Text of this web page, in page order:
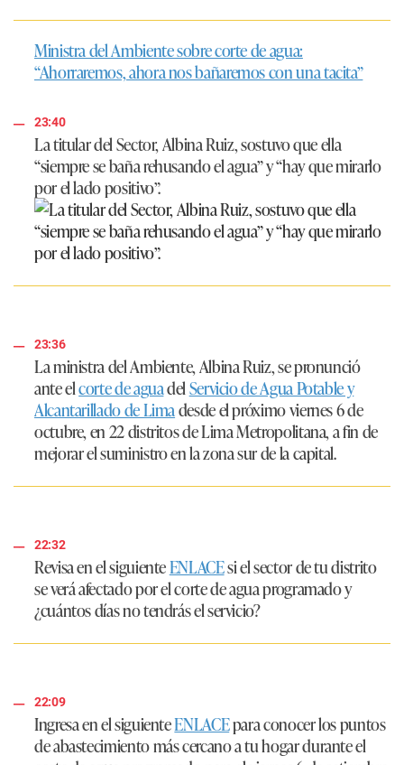
Ministra del Ambiente sobre corte de agua:
“Ahorraremos, ahora nos bañaremos con una tacita”
23:40
La titular del Sector, Albina Ruiz, sostuvo que ella
“siempre se baña rehusando el agua” y “hay que mirarlo
por el lado positivo”.
23:36
La ministra del Ambiente, Albina Ruiz, se pronunció
ante elcorte de aguadelServicio de Agua Potable y
Alcantarillado de Limadesde el próximo viernes 6 de
octubre, en 22 distritos de Lima Metropolitana, a fin de
mejorar el suministro en la zona sur de la capital.
22:32
Revisa en el siguienteENLACEsi el sector de tu distrito
se verá afectado por el corte de agua programado y
¿cuántos días no tendrás el servicio?
22:09
Ingresa en el siguienteENLACEpara conocer los puntos
de abastecimiento más cercano a tu hogar durante el